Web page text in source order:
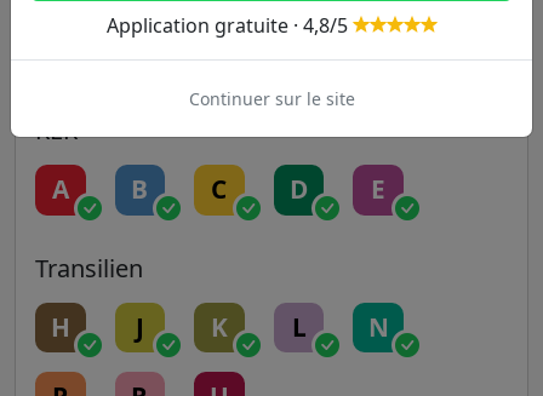
14
RER
A B C D E
Transilien
H J K L N
Application gratuite · 4,8/5
Continuer sur le site